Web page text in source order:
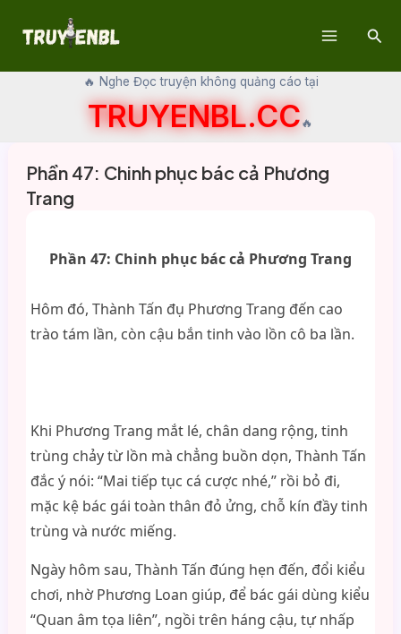
🔥 Nghe Đọc truyện không quảng cáo tại
TRUYENBL.CC🔥
Phần 47: Chinh phục bác cả Phương
Trang
Phần 47: Chinh phục bác cả Phương Trang
Hôm đó, Thành Tấn đụ Phương Trang đến cao
trào tám lần, còn cậu bắn tinh vào lồn cô ba lần.
Khi Phương Trang mắt lé, chân dang rộng, tinh
trùng chảy từ lồn mà chẳng buồn dọn, Thành Tấn
đắc ý nói: “Mai tiếp tục cá cược nhé,” rồi bỏ đi,
mặc kệ bác gái toàn thân đỏ ửng, chỗ kín đầy tinh
trùng và nước miếng.
Ngày hôm sau, Thành Tấn đúng hẹn đến, đổi kiểu
chơi, nhờ Phương Loan giúp, để bác gái dùng kiểu
“Quan âm tọa liên”, ngồi trên háng cậu, tự nhấp